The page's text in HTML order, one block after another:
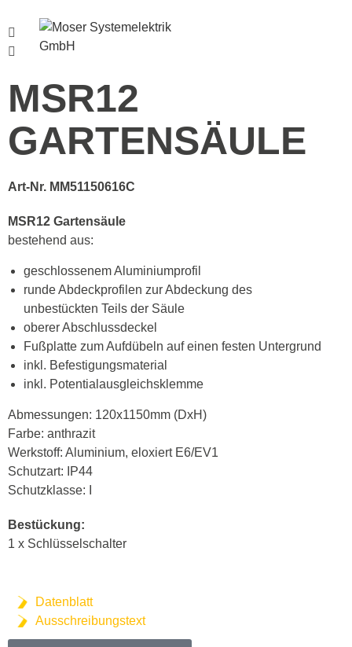
MSR12
GARTENSÄULE
Art-Nr. MM51150616C
MSR12 Gartensäule
bestehend aus:
geschlossenem Aluminiumprofil
runde Abdeckprofilen zur Abdeckung des
unbestückten Teils der Säule
oberer Abschlussdeckel
Fußplatte zum Aufdübeln auf einen festen Untergrund
inkl. Befestigungsmaterial
inkl. Potentialausgleichsklemme
Abmessungen: 120x1150mm (DxH)
Farbe: anthrazit
Werkstoff: Aluminium, eloxiert E6/EV1
Schutzart: IP44
Schutzklasse: I
Bestückung:
1 x Schlüsselschalter
Datenblatt
Ausschreibungstext